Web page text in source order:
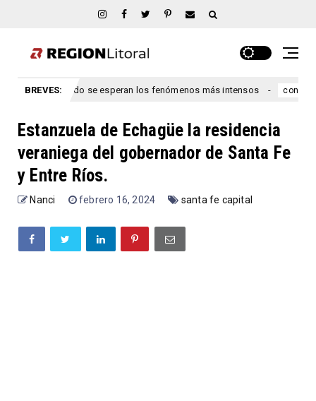
BREVES:
cuándo se esperan los fenómenos más intensos congreso
Estanzuela de Echagüe la residencia
veraniega del gobernador de Santa Fe
y Entre Ríos.
Nanci febrero 16, 2024 santa fe capital